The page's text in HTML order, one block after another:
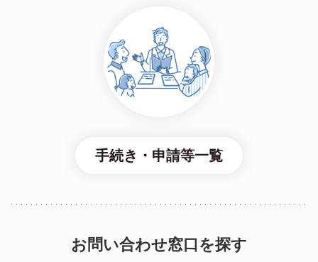
手続き・申請等一覧
お問い合わせ窓口を探す